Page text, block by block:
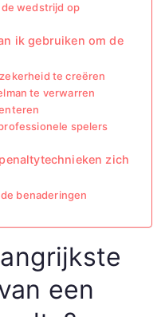
wedstrijd op
ik gebruiken om de
te creëren
te verwarren
spelers
zich
benaderingen
een